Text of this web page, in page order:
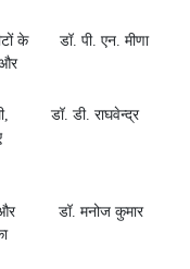
के
डॉ. पी. एन. मीणा
डॉ. डी. राघवेन्द्र
डॉ. मनोज कुमार